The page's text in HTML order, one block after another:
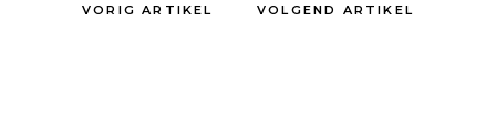
VORIG ARTIKEL VOLGEND ARTIKEL